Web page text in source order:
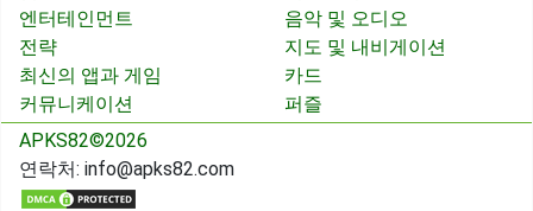
엔터테인먼트
음악 및 오디오
전략
지도 및 내비게이션
최신의 앱과 게임
카드
커뮤니케이션
퍼즐
APKS82©2026
연락처: info@apks82.com